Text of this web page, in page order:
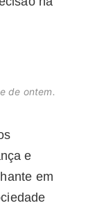
de ontem.
e
em